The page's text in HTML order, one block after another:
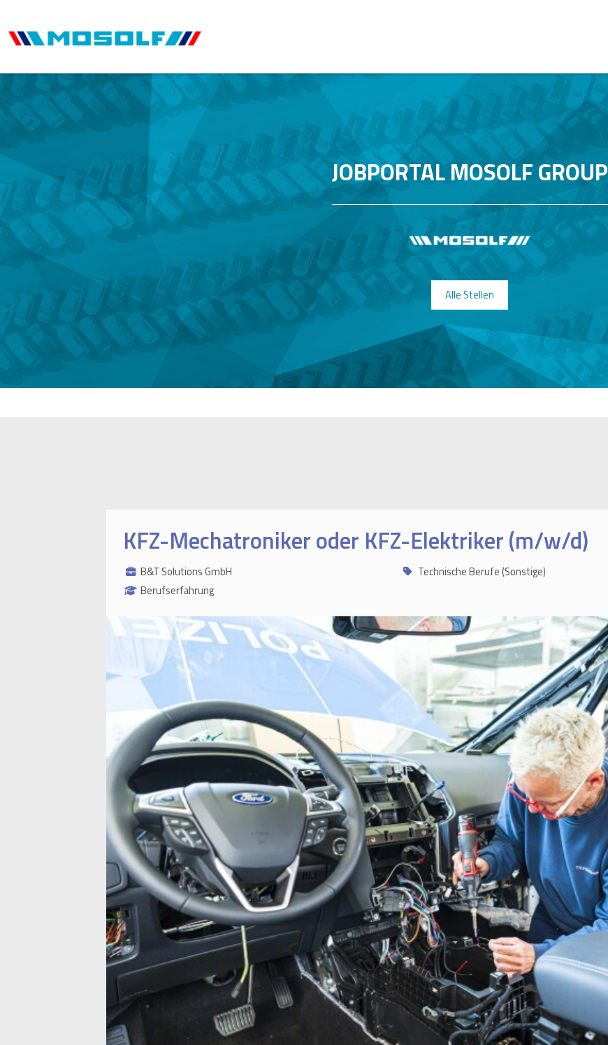
JOBPORTAL MOSOLF GROUP
Alle Stellen
KFZ-Mechatroniker oder KFZ-Elektriker (m/w/d)
B&T Solutions GmbH
Berufserfahrung
Technische Berufe (Sonstige)